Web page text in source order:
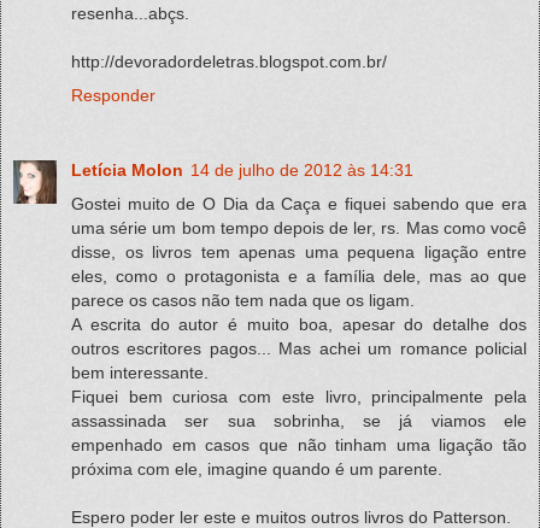
resenha...abçs.
http://devoradordeletras.blogspot.com.br/
Responder
Letícia Molon 14 de julho de 2012 às 14:31
Gostei muito de O Dia da Caça e fiquei sabendo que era
uma série um bom tempo depois de ler, rs. Mas como você
disse, os livros tem apenas uma pequena ligação entre
eles, como o protagonista e a família dele, mas ao que
parece os casos não tem nada que os ligam.
A escrita do autor é muito boa, apesar do detalhe dos
outros escritores pagos... Mas achei um romance policial
bem interessante.
Fiquei bem curiosa com este livro, principalmente pela
assassinada ser sua sobrinha, se já viamos ele
empenhado em casos que não tinham uma ligação tão
próxima com ele, imagine quando é um parente.
Espero poder ler este e muitos outros livros do Patterson.